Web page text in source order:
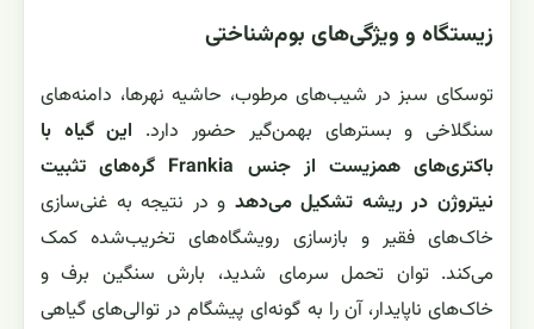
زیستگاه و ویژگی‌های بوم‌شناختی
توسکای سبز در شیب‌های مرطوب، حاشیه نهرها، دامنه‌های
سنگلاخی و بسترهای بهمن‌گیر حضور دارد. این گیاه با
باکتری‌های همزیست از جنس Frankia گره‌های تثبیت
نیتروژن در ریشه تشکیل می‌دهد و در نتیجه به غنی‌سازی
خاک‌های فقیر و بازسازی رویشگاه‌های تخریب‌شده کمک
می‌کند. توان تحمل سرمای شدید، بارش سنگین برف و
خاک‌های ناپایدار، آن را به گونه‌ای پیشگام در توالی‌های گیاهی